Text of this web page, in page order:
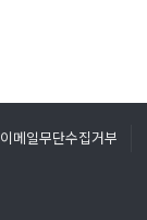
이메일무단수집거부